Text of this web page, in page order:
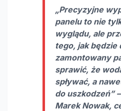
„Precyzyjne
panelu to nie
wyglądu, ale
tego, jak będzie
zamontowany
sprawić, że
spływać, a
do uszkodzeń”
Marek Nowak,